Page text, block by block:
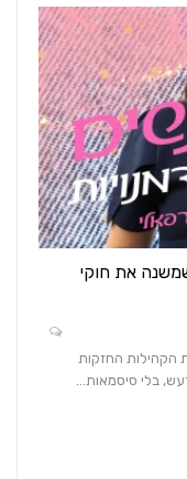
את חוקי
הקהילות החזקות
בלי סיסמאות…